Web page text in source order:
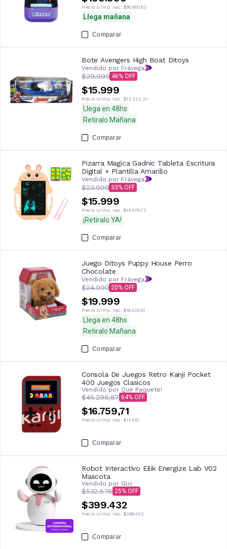
Precio s/imp. nac. $90.900,83
Llega mañana
Comparar
Bote Avengers High Boat Ditoys
Vendido por Frávega
$29.999 46
$15.999
Precio s/imp. nac. $13.222,31
Llega en 48hs
Retiralo Mañana
Comparar
Pizarra Magica Gadnic Tableta Escritura
Digital + Plantilla Amarillo
Vendido por Frávega
$23.999 33
$15.999
Precio s/imp. nac. $14.478,73
¡Retiralo YA!
Comparar
Juego Ditoys Puppy House Perro
Chocolate
Vendido por Frávega
$24.999 20
$19.999
Precio s/imp. nac. $16.528,10
Llega en 48hs
Retiralo Mañana
Comparar
Consola De Juegos Retro Kanji Pocket
400 Juegos Clasicos
Vendido por Que Paquete!
$45.296,87 64
$16.759,71
Precio s/imp. nac. $13.851
Comparar
Robot Interactivo Eilik Energize Lab V02
Mascota
Vendido por Glic
$532.576 25
$399.432
Precio s/imp. nac. $399.432
Comparar